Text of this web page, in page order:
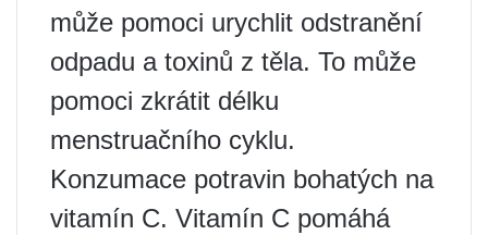
může pomoci urychlit odstranění
odpadu a toxinů z těla. To může
pomoci zkrátit délku
menstruačního cyklu.
Konzumace potravin bohatých na
vitamín C. Vitamín C pomáhá